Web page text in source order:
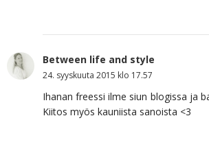
Between life and style
24. syyskuuta 2015 klo 17.57
Ihanan freessi ilme siun blogissa ja
Kiitos myös kauniista sanoista <3